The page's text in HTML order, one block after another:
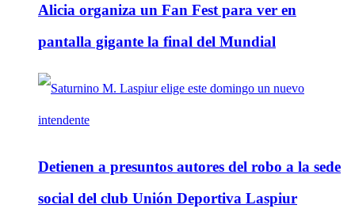
Alicia organiza un Fan Fest para ver en
pantalla gigante la final del Mundial
Detienen a presuntos autores del robo a la sede
social del club Unión Deportiva Laspiur